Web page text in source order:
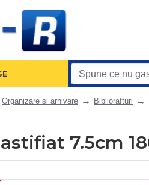
Organizare si arhivare Bibliorafturi
7.5cm